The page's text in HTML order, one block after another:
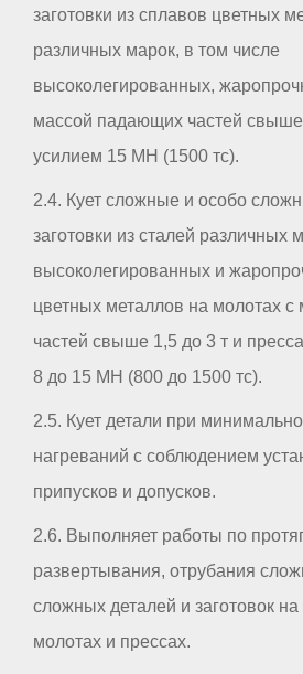
заготовки из сплавов цветных
различных марок, в том числе
высоколегированных,
массой падающих частей свыше
усилием 15 МН (1500 тс).
2.4. Кует сложные и особо
заготовки из сталей различных
высоколегированных и
цветных металлов на молотах
частей свыше 1,5 до 3 т и
8 до 15 МН (800 до 1500 тс).
2.5. Кует детали при
нагреваний с соблюдением
припусков и допусков.
2.6. Выполняет работы по
развертывания, отрубания
сложных деталей и заготовок
молотах и прессах.